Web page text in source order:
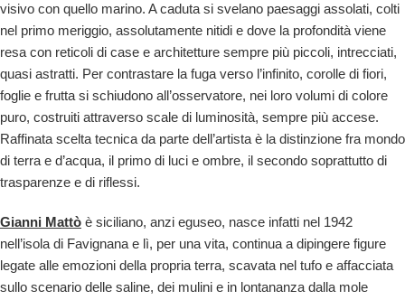
visivo con quello marino. A caduta si svelano paesaggi assolati, colti
nel primo meriggio, assolutamente nitidi e dove la profondità viene
resa con reticoli di case e architetture sempre più piccoli, intrecciati,
quasi astratti. Per contrastare la fuga verso l’infinito, corolle di fiori,
foglie e frutta si schiudono all’osservatore, nei loro volumi di colore
puro, costruiti attraverso scale di luminosità, sempre più accese.
Raffinata scelta tecnica da parte dell’artista è la distinzione fra mondo
di terra e d’acqua, il primo di luci e ombre, il secondo soprattutto di
trasparenze e di riflessi.
Gianni Mattò è siciliano, anzi eguseo, nasce infatti nel 1942
nell’isola di Favignana e lì, per una vita, continua a dipingere figure
legate alle emozioni della propria terra, scavata nel tufo e affacciata
sullo scenario delle saline, dei mulini e in lontananza dalla mole